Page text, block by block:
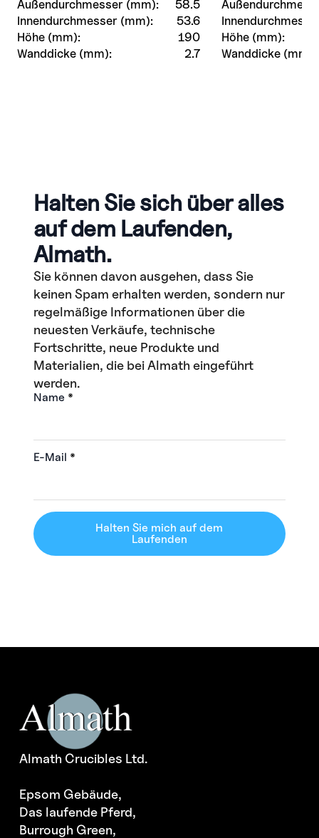
Außendurchmesser (mm):
58.5
Innendurchmesser (mm):
53.6
Höhe (mm):
190
Wanddicke (mm):
2.7
Höhe (mm):
Wanddicke (mm):
Halten Sie sich über alles
auf dem Laufenden,
Almath.
Sie können davon ausgehen, dass Sie
keinen Spam erhalten werden, sondern nur
regelmäßige Informationen über die
neuesten Verkäufe, technische
Fortschritte, neue Produkte und
Materialien, die bei Almath eingeführt
werden.
Name *
E-Mail *
Halten Sie mich auf dem
Laufenden
Almath Crucibles Ltd.
Epsom Gebäude,
Das laufende Pferd,
Burrough Green,